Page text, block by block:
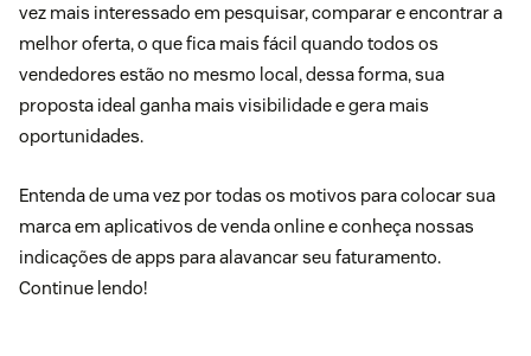
vez mais interessado em pesquisar, comparar e encontrar a
melhor oferta, o que fica mais fácil quando todos os
vendedores estão no mesmo local, dessa forma, sua
proposta ideal ganha mais visibilidade e gera mais
oportunidades.
Entenda de uma vez por todas os motivos para colocar sua
marca em aplicativos de venda online e conheça nossas
indicações de apps para alavancar seu faturamento.
Continue lendo!